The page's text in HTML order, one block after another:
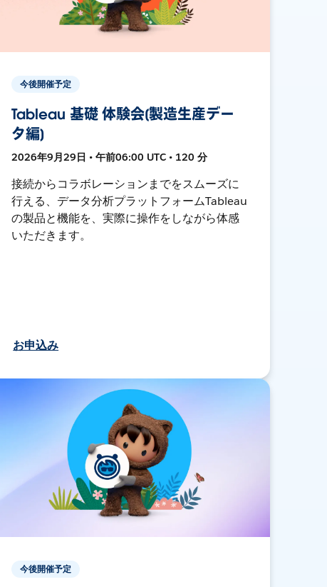
今後開催予定
Tableau 基礎 体験会[製造生産デー
タ編]
2026年9月29日 • 午前06:00 UTC • 120 分
接続からコラボレーションまでをスムーズに
行える、データ分析プラットフォームTableau
の製品と機能を、実際に操作をしながら体感
いただきます。
お申込み
今後開催予定